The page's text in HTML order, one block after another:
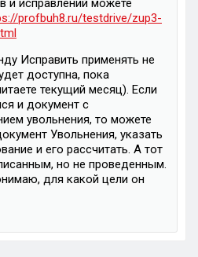
и исправлений можете
profbuh8.ru/testdrive/zup3-
Исправить применять не
доступна, пока
текущий месяц). Если
и документ с
увольнения, то можете
Увольнения, указать
и его рассчитать. А тот
но не проведенным.
для какой цели он